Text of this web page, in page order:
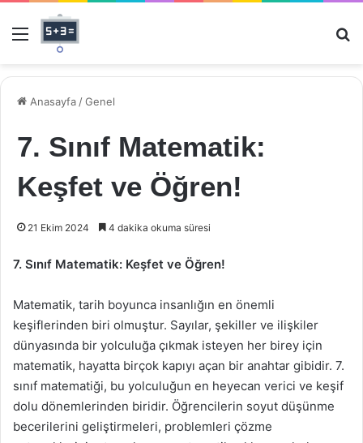
Menü
Anasayfa /Genel
7. Sınıf Matematik:
Keşfet ve Öğren!
21 Ekim 2024 4 dakika okuma süresi
7. Sınıf Matematik: Keşfet ve Öğren!
Matematik, tarih boyunca insanlığın en önemli
keşiflerinden biri olmuştur. Sayılar, şekiller ve ilişkiler
dünyasında bir yolculuğa çıkmak isteyen her birey için
matematik, hayatta birçok kapıyı açan bir anahtar gibidir. 7.
sınıf matematiği, bu yolculuğun en heyecan verici ve keşif
dolu dönemlerinden biridir. Öğrencilerin soyut düşünme
becerilerini geliştirmeleri, problemleri çözme